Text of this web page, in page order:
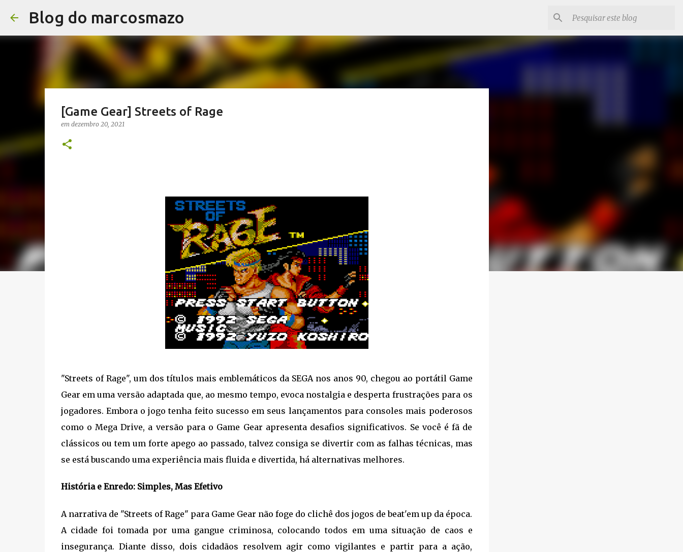
Blog do marcosmazo
[Game Gear] Streets of Rage
em dezembro 20, 2021
"Streets of Rage", um dos títulos mais emblemáticos da SEGA nos anos 90, chegou ao portátil Game
Gear em uma versão adaptada que, ao mesmo tempo, evoca nostalgia e desperta frustrações para os
jogadores. Embora o jogo tenha feito sucesso em seus lançamentos para consoles mais poderosos
como o Mega Drive, a versão para o Game Gear apresenta desafios significativos. Se você é fã de
clássicos ou tem um forte apego ao passado, talvez consiga se divertir com as falhas técnicas, mas
se está buscando uma experiência mais fluida e divertida, há alternativas melhores.
História e Enredo: Simples, Mas Efetivo
A narrativa de "Streets of Rage" para Game Gear não foge do clichê dos jogos de beat'em up da época.
A cidade foi tomada por uma gangue criminosa, colocando todos em uma situação de caos e
insegurança. Diante disso, dois cidadãos resolvem agir como vigilantes e partir para a ação,